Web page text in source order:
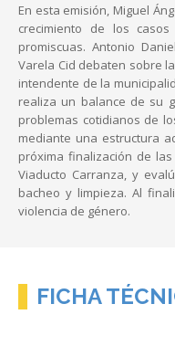
En esta emisión, Miguel
crecimiento de los
promiscuas. Antonio
Varela Cid debaten sobre
intendente de la
realiza un balance de su
problemas cotidianos de
mediante una estructura
próxima finalización de
Viaducto Carranza, y
bacheo y limpieza. Al
violencia de género.
FICHA